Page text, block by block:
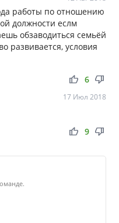
работы по отношению
должности еслм
обзаводиться семьёй
развивается, условия
thumb_up thumb_down
6
17 Июл 2018
thumb_up thumb_down
9